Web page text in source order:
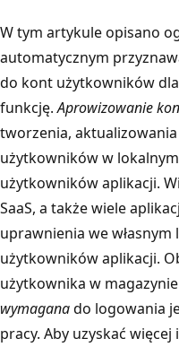
W tym artykule opisano
automatycznym
do kont użytkowników
funkcję.Aprowizowanie
tworzenia,
użytkowników w
użytkowników aplikacji.
SaaS, a także wiele
uprawnienia we
użytkowników aplikacji.
użytkownika w
wymaganado logowania
pracy. Aby uzyskać